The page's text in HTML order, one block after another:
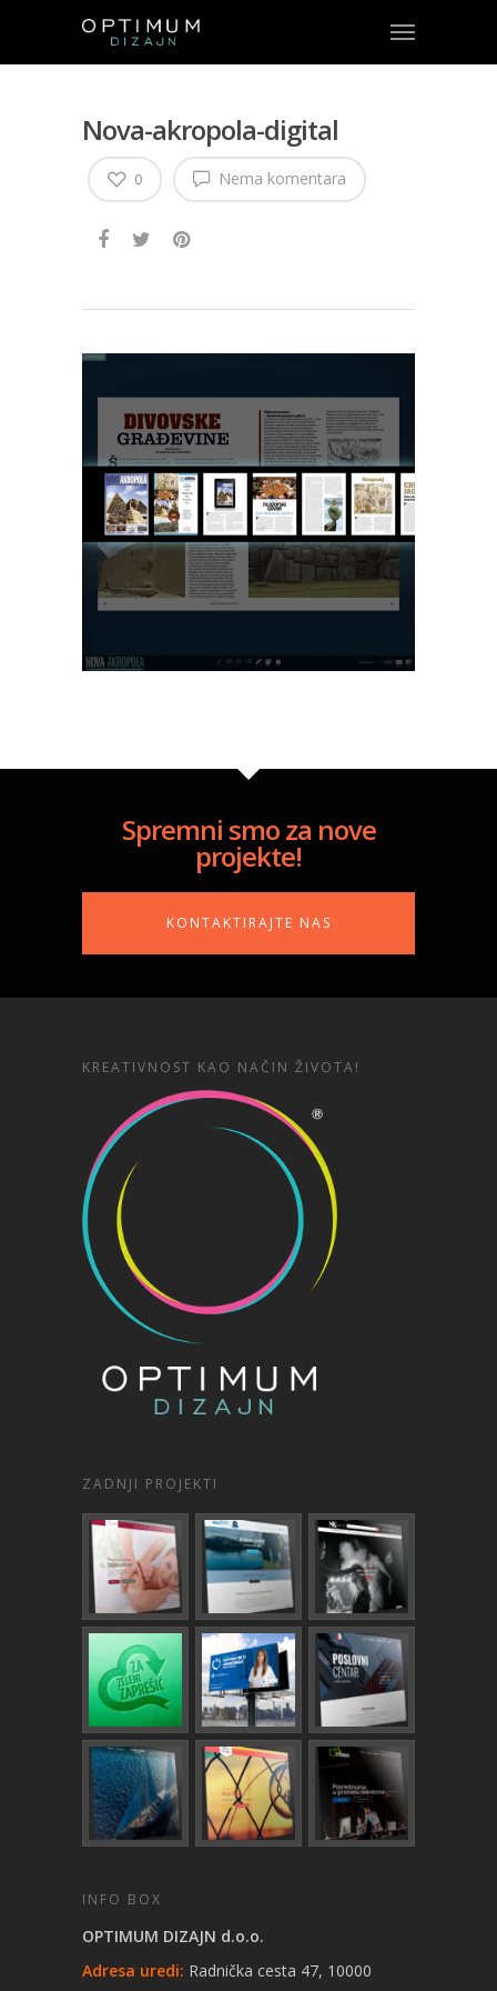
Nova-akropola-digital
Nema komentara
0
Spremni smo za nove
projekte!
KONTAKTIRAJTE NAS
KREATIVNOST KAO NAČIN ŽIVOTA!
ZADNJI PROJEKTI
INFO BOX
OPTIMUM DIZAJN d.o.o.
Adresa uredi: Radnička cesta 47, 10000